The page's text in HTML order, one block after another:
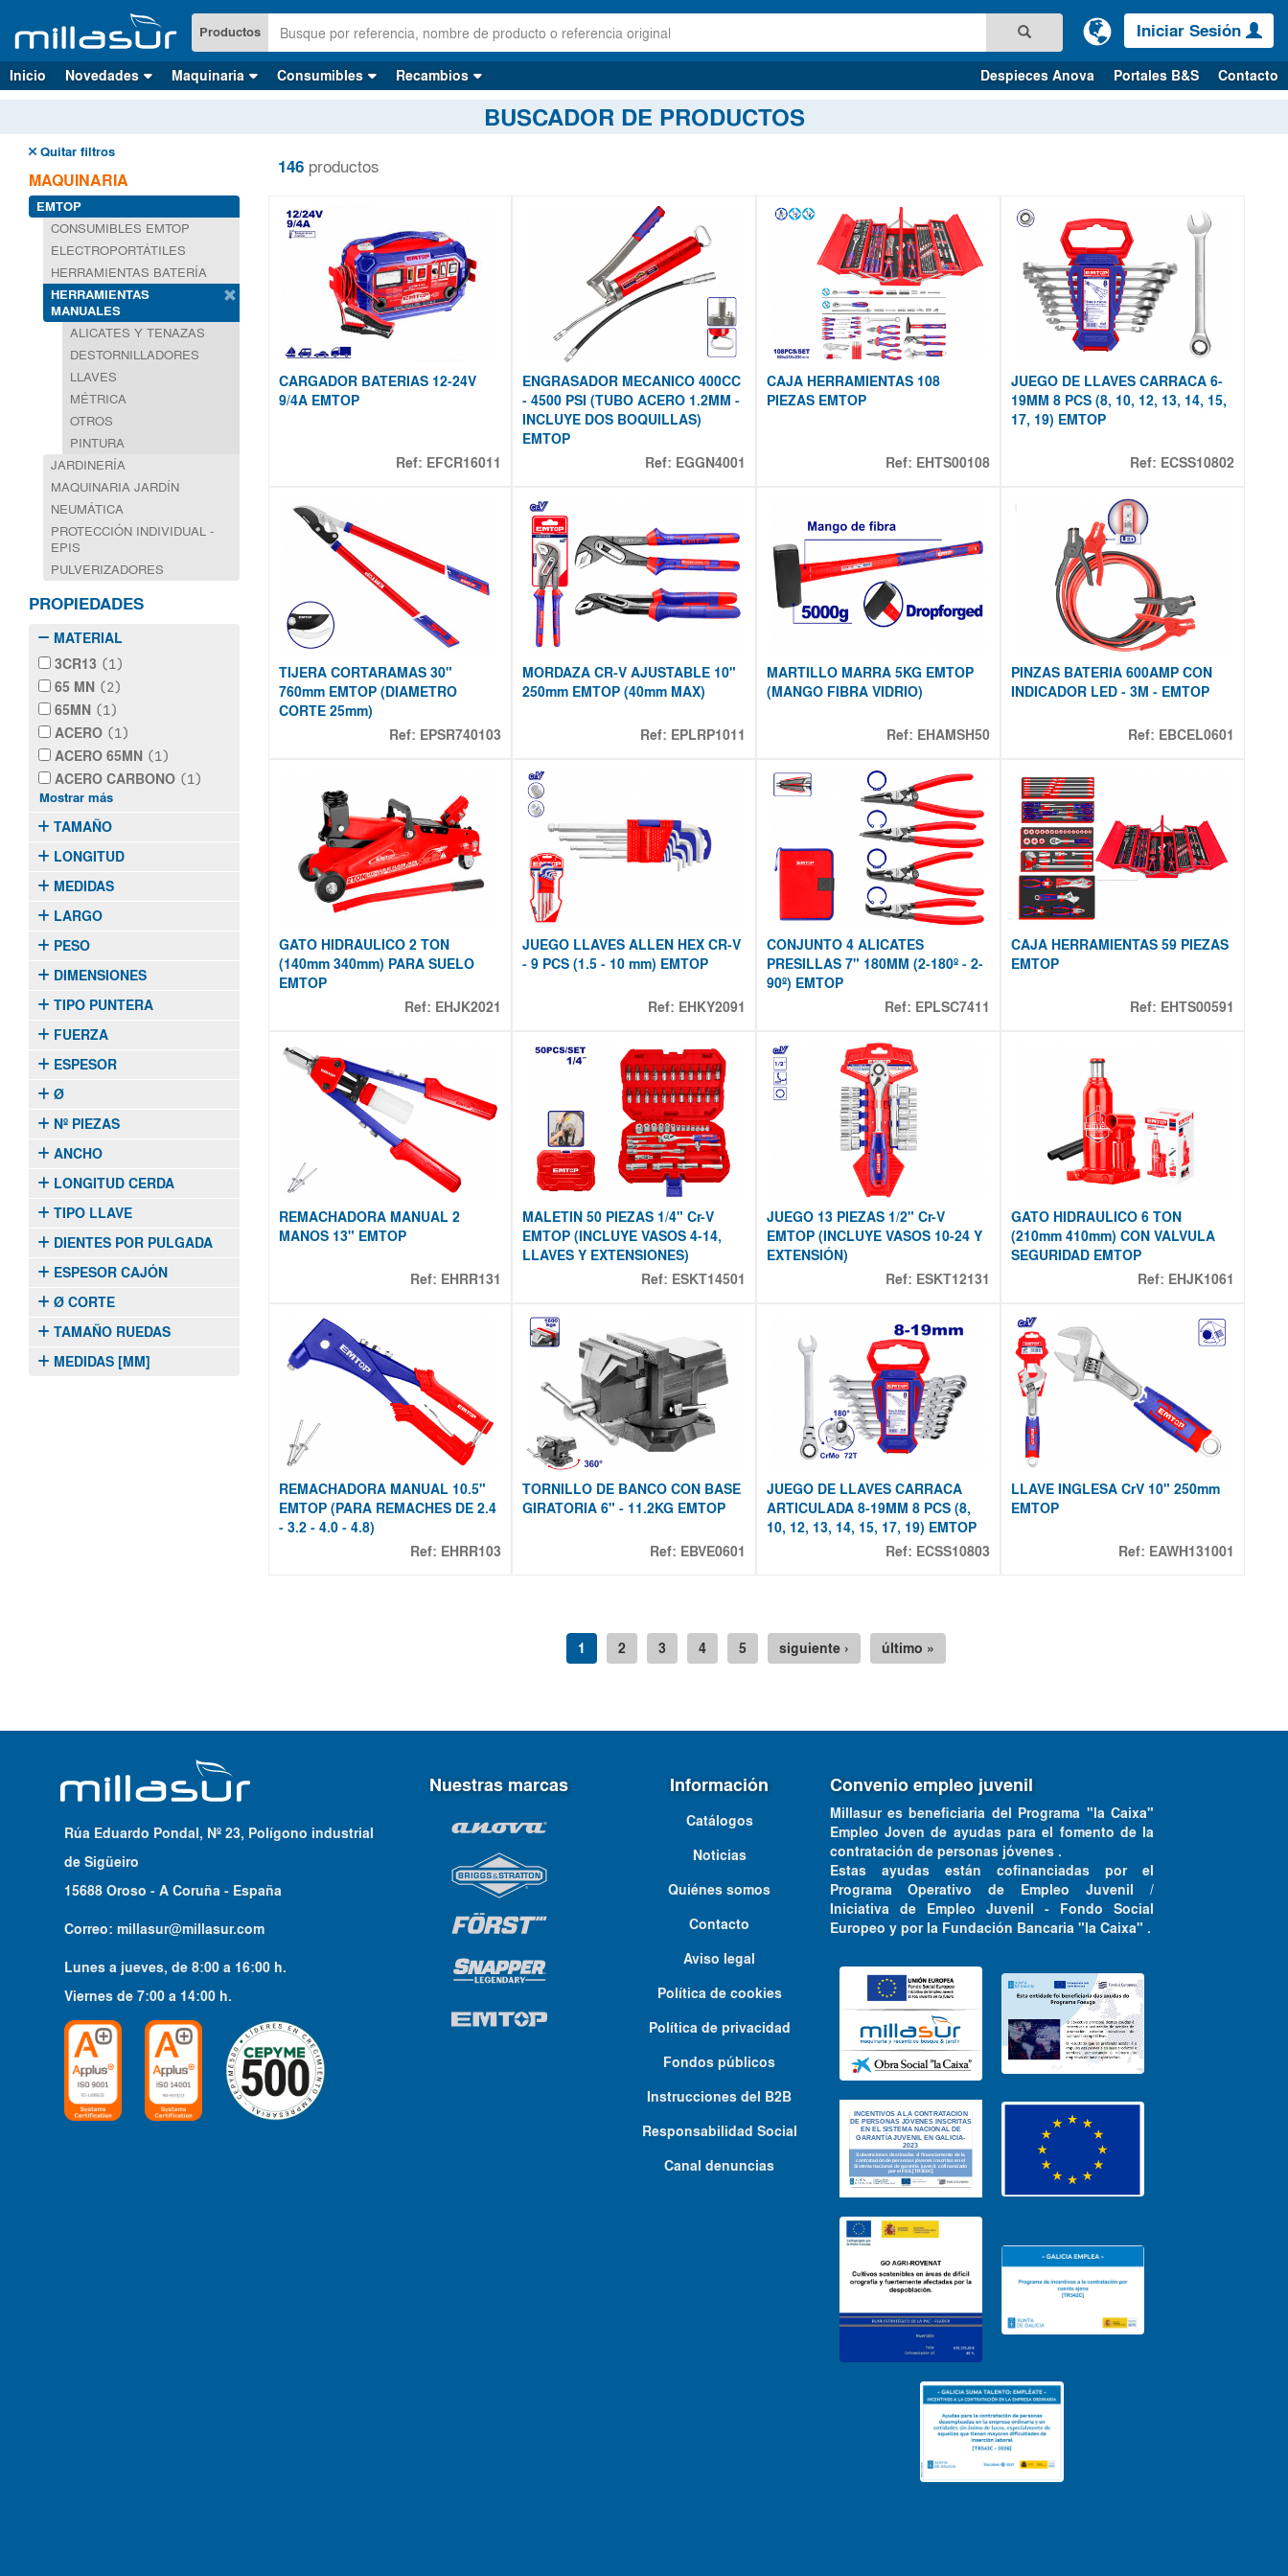
contenido
principal
Productos Iniciar Sesión
Inicio Novedades Maquinaria Consumibles Recambios Despieces Anova Portales B&S Contacto
BUSCADOR DE PRODUCTOS
Quitar filtros
MAQUINARIA
EMTOP
CONSUMIBLES EMTOP
ELECTROPORTÁTILES
HERRAMIENTAS BATERÍA
HERRAMIENTAS
MANUALES
ALICATES Y TENAZAS
DESTORNILLADORES
LLAVES
MÉTRICA
OTROS
PINTURA
JARDINERÍA
MAQUINARIA JARDÍN
NEUMÁTICA
PROTECCIÓN INDIVIDUAL -
EPIS
PULVERIZADORES
PROPIEDADES
MATERIAL
3CR13 (1)
65 MN (2)
65MN (1)
ACERO (1)
ACERO 65MN (1)
ACERO CARBONO (1)
Mostrar más
TAMAÑO
LONGITUD
MEDIDAS
LARGO
PESO
DIMENSIONES
TIPO PUNTERA
FUERZA
ESPESOR
Ø
Nº PIEZAS
ANCHO
LONGITUD CERDA
TIPO LLAVE
DIENTES POR PULGADA
ESPESOR CAJÓN
Ø CORTE
TAMAÑO RUEDAS
MEDIDAS [MM]
146productos
CARGADOR BATERIAS 12-24V
9/4A EMTOP
Ref: EFCR16011
ENGRASADOR MECANICO 400CC
- 4500 PSI (TUBO ACERO 1.2MM -
INCLUYE DOS BOQUILLAS)
EMTOP
Ref: EGGN4001
CAJA HERRAMIENTAS 108
PIEZAS EMTOP
Ref: EHTS00108
JUEGO DE LLAVES CARRACA 6-
19MM 8 PCS (8, 10, 12, 13, 14, 15,
17, 19) EMTOP
Ref: ECSS10802
TIJERA CORTARAMAS 30"
760mm EMTOP (DIAMETRO
CORTE 25mm)
Ref: EPSR740103
MORDAZA CR-V AJUSTABLE 10"
250mm EMTOP (40mm MAX)
Ref: EPLRP1011
MARTILLO MARRA 5KG EMTOP
(MANGO FIBRA VIDRIO)
Ref: EHAMSH50
PINZAS BATERIA 600AMP CON
INDICADOR LED - 3M - EMTOP
Ref: EBCEL0601
GATO HIDRAULICO 2 TON
(140mm 340mm) PARA SUELO
EMTOP
Ref: EHJK2021
JUEGO LLAVES ALLEN HEX CR-V
- 9 PCS (1.5 - 10 mm) EMTOP
Ref: EHKY2091
CONJUNTO 4 ALICATES
PRESILLAS 7" 180MM (2-180º - 2-
90º) EMTOP
Ref: EPLSC7411
CAJA HERRAMIENTAS 59 PIEZAS
EMTOP
Ref: EHTS00591
REMACHADORA MANUAL 2
MANOS 13" EMTOP
Ref: EHRR131
MALETIN 50 PIEZAS 1/4" Cr-V
EMTOP (INCLUYE VASOS 4-14,
LLAVES Y EXTENSIONES)
Ref: ESKT14501
JUEGO 13 PIEZAS 1/2" Cr-V
EMTOP (INCLUYE VASOS 10-24 Y
EXTENSIÓN)
Ref: ESKT12131
GATO HIDRAULICO 6 TON
(210mm 410mm) CON VALVULA
SEGURIDAD EMTOP
Ref: EHJK1061
REMACHADORA MANUAL 10.5"
EMTOP (PARA REMACHES DE 2.4
- 3.2 - 4.0 - 4.8)
Ref: EHRR103
TORNILLO DE BANCO CON BASE
GIRATORIA 6" - 11.2KG EMTOP
Ref: EBVE0601
JUEGO DE LLAVES CARRACA
ARTICULADA 8-19MM 8 PCS (8,
10, 12, 13, 14, 15, 17, 19) EMTOP
Ref: ECSS10803
LLAVE INGLESA CrV 10" 250mm
EMTOP
Ref: EAWH131001
1 2 3 4 5 siguiente › último »
Rúa Eduardo Pondal, Nº 23, Polígono industrial
de Sigüeiro
15688 Oroso - A Coruña - España
Correo:millasur@millasur.com
Lunes a jueves, de8:00 a 16:00 h.
Viernes de7:00 a 14:00 h.
Nuestras marcas Información
Catálogos
Noticias
Quiénes somos
Contacto
Aviso legal
Política de cookies
Política de privacidad
Fondos públicos
Instrucciones del B2B
Responsabilidad Social
Canal denuncias
Convenio empleo juvenil
Millasur es beneficiaria del Programa "la Caixa"
Empleo Joven de ayudas para el fomento de la
contratación de personas jóvenes .
Estas ayudas están cofinanciadas por el
Programa Operativo de Empleo Juvenil /
Iniciativa de Empleo Juvenil - Fondo Social
Europeo y por la Fundación Bancaria "la Caixa" .